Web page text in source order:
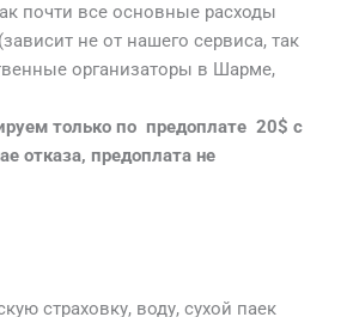
почти все основные расходы
не от нашего сервиса, так
организаторы в Шарме,
только по предоплате 20$ с
отказа, предоплата не
страховку, воду, сухой паек